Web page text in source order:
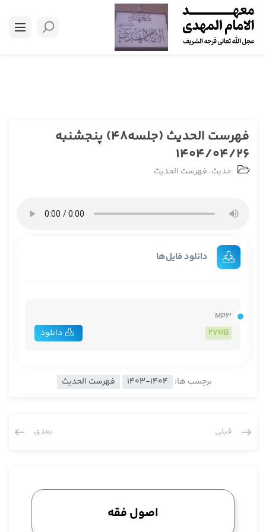
فهرست الحدیث (جلسه48) پنجشنبه
1404/04/26
حدیث، فهرست الحدیث
دانلود فایل‌ها
MP3
27MB
دانلود
برچسب ها: 1403-1404 فهرست الحدیث
قبلی بعدی
اصول فقه